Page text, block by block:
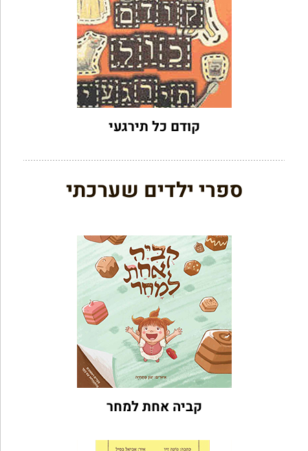
קודם כל תירגעי
ספרי ילדים שערכתי
קביה אחת למחר